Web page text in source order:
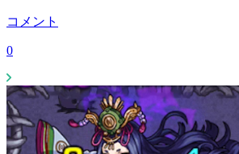
コメント
0